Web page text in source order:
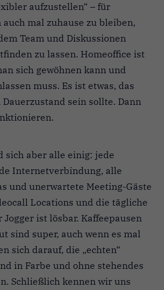
aufzustellen“ – für
mal zuhause zu bleiben,
Team und Diskussionen
zu lassen. Homeoffice ist
sich gewöhnen kann und
muss. Es ist etwas, das
sein sollte. Dann
sich aber alle einig: jede
Internetverbindung, alle
und unerwartete Meeting-Gäste
Locations und die tägliche
Jogger ist lösbar. Kaffeepausen
sind super, auch wenn es mal
sich darauf, die „echten“
in Farbe und ohne stehendes
Schließlich kennen wir uns